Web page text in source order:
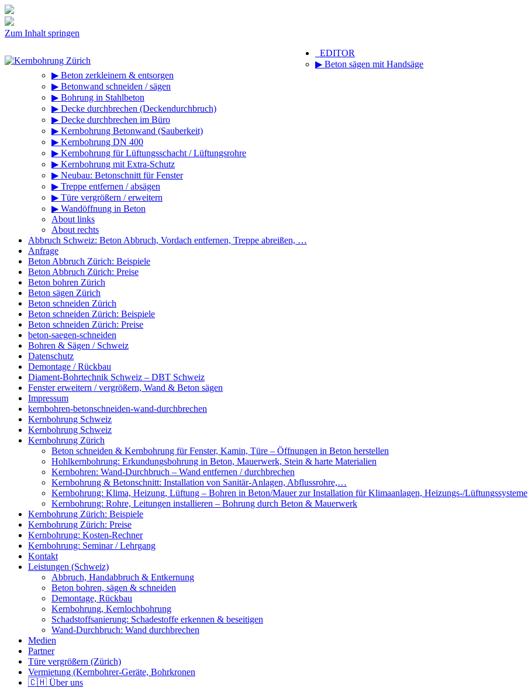
Zum Inhalt springen
_EDITOR
▶ Beton sägen mit Handsäge
▶ Beton zerkleinern & entsorgen
▶ Betonwand schneiden / sägen
▶ Bohrung in Stahlbeton
▶ Decke durchbrechen (Deckendurchbruch)
▶ Decke durchbrechen im Büro
▶ Kernbohrung Betonwand (Sauberkeit)
▶ Kernbohrung DN 400
▶ Kernbohrung für Lüftungsschacht / Lüftungsrohre
▶ Kernbohrung mit Extra-Schutz
▶ Neubau: Betonschnitt für Fenster
▶ Treppe entfernen / absägen
▶ Türe vergrößern / erweitern
▶ Wandöffnung in Beton
About links
About rechts
Abbruch Schweiz: Beton Abbruch, Vordach entfernen, Treppe abreißen, …
Anfrage
Beton Abbruch Zürich: Beispiele
Beton Abbruch Zürich: Preise
Beton bohren Zürich
Beton sägen Zürich
Beton schneiden Zürich
Beton schneiden Zürich: Beispiele
Beton schneiden Zürich: Preise
beton-saegen-schneiden
Bohren & Sägen / Schweiz
Datenschutz
Demontage / Rückbau
Diament-Bohrtechnik Schweiz – DBT Schweiz
Fenster erweitern / vergrößern, Wand & Beton sägen
Impressum
kernbohren-betonschneiden-wand-durchbrechen
Kernbohrung Schweiz
Kernbohrung Schweiz
Kernbohrung Zürich
Beton schneiden & Kernbohrung für Fenster, Kamin, Türe – Öffnungen in Beton herstellen
Hohlkernbohrung: Erkundungsbohrung in Beton, Mauerwerk, Stein & harte Materialien
Kernbohren: Wand-Durchbruch – Wand entfernen / durchbrechen
Kernbohrung & Betonschnitt: Installation von Sanitär-Anlagen, Abflussrohre,…
Kernbohrung: Klima, Heizung, Lüftung – Bohren in Beton/Mauer zur Installation für Klimaanlagen, Heizungs-/Lüftungssysteme
Kernbohrung: Rohre, Leitungen installieren – Bohrung durch Beton & Mauerwerk
Kernbohrung Zürich: Beispiele
Kernbohrung Zürich: Preise
Kernbohrung: Kosten-Rechner
Kernbohrung: Seminar / Lehrgang
Kontakt
Leistungen (Schweiz)
Abbruch, Handabbruch & Entkernung
Beton bohren, sägen & schneiden
Demontage, Rückbau
Kernbohrung, Kernlochbohrung
Schadstoffsanierung: Schadestoffe erkennen & beseitigen
Wand-Durchbruch: Wand durchbrechen
Medien
Partner
Türe vergrößern (Zürich)
Vermietung (Kernbohrer-Geräte, Bohrkronen
🇨🇭 Über uns